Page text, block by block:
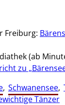
Freiburg:
(ab
zu
, Schwanensee,
Tänzer